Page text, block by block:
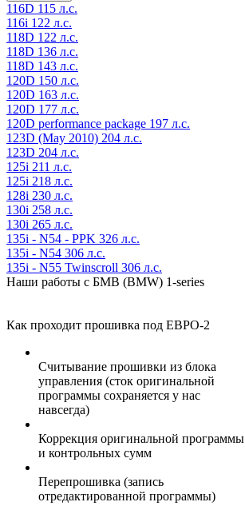
116D 115 л.с.
116i 122 л.с.
118D 122 л.с.
118D 136 л.с.
118D 143 л.с.
120D 150 л.с.
120D 163 л.с.
120D 177 л.с.
120D performance package 197 л.с.
123D (May 2010) 204 л.с.
123D 204 л.с.
125i 211 л.с.
125i 218 л.с.
128i 230 л.с.
130i 258 л.с.
130i 265 л.с.
135i - N54 - PPK 326 л.с.
135i - N54 306 л.с.
135i - N55 Twinscroll 306 л.с.
Наши работы с БМВ (BMW) 1-series
Как проходит прошивка под ЕВРО-2
Считывание прошивки из блока
управления (сток оригинальной
программы сохраняется у нас
навсегда)
Коррекция оригинальной программы
и контрольных сумм
Перепрошивка (запись
отредактированной программы)